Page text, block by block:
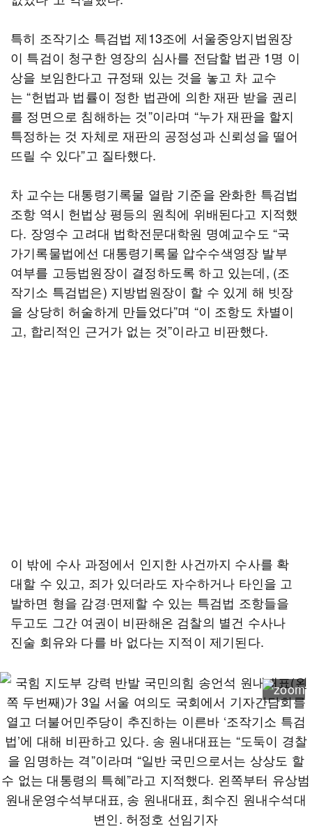
특히 조작기소 특검법 제13조에 서울중앙지법원장
이 특검이 청구한 영장의 심사를 전담할 법관 1명 이
상을 보임한다고 규정돼 있는 것을 놓고 차 교수
는 “헌법과 법률이 정한 법관에 의한 재판 받을 권리
를 정면으로 침해하는 것”이라며 “누가 재판을 할지
특정하는 것 자체로 재판의 공정성과 신뢰성을 떨어
뜨릴 수 있다”고 질타했다.
차 교수는 대통령기록물 열람 기준을 완화한 특검법
조항 역시 헌법상 평등의 원칙에 위배된다고 지적했
다. 장영수 고려대 법학전문대학원 명예교수도 “국
가기록물법에선 대통령기록물 압수수색영장 발부
여부를 고등법원장이 결정하도록 하고 있는데, (조
작기소 특검법은) 지방법원장이 할 수 있게 해 빗장
을 상당히 허술하게 만들었다”며 “이 조항도 차별이
고, 합리적인 근거가 없는 것”이라고 비판했다.
이 밖에 수사 과정에서 인지한 사건까지 수사를 확
대할 수 있고, 죄가 있더라도 자수하거나 타인을 고
발하면 형을 감경·면제할 수 있는 특검법 조항들을
두고도 그간 여권이 비판해온 검찰의 별건 수사나
진술 회유와 다를 바 없다는 지적이 제기된다.